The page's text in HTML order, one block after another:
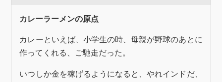
カレーラーメンの原点
カレーといえば、小学生の時、母親が野球のあとに
作ってくれる、ご馳走だった。
いつしか金を稼げるようになると、やれインドだ、